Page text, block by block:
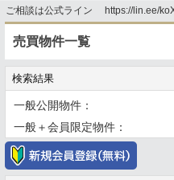
ご相談は公式ライン https://lin.ee/
売買物件一覧
検索結果
一般公開物件：
一般＋会員限定物件：